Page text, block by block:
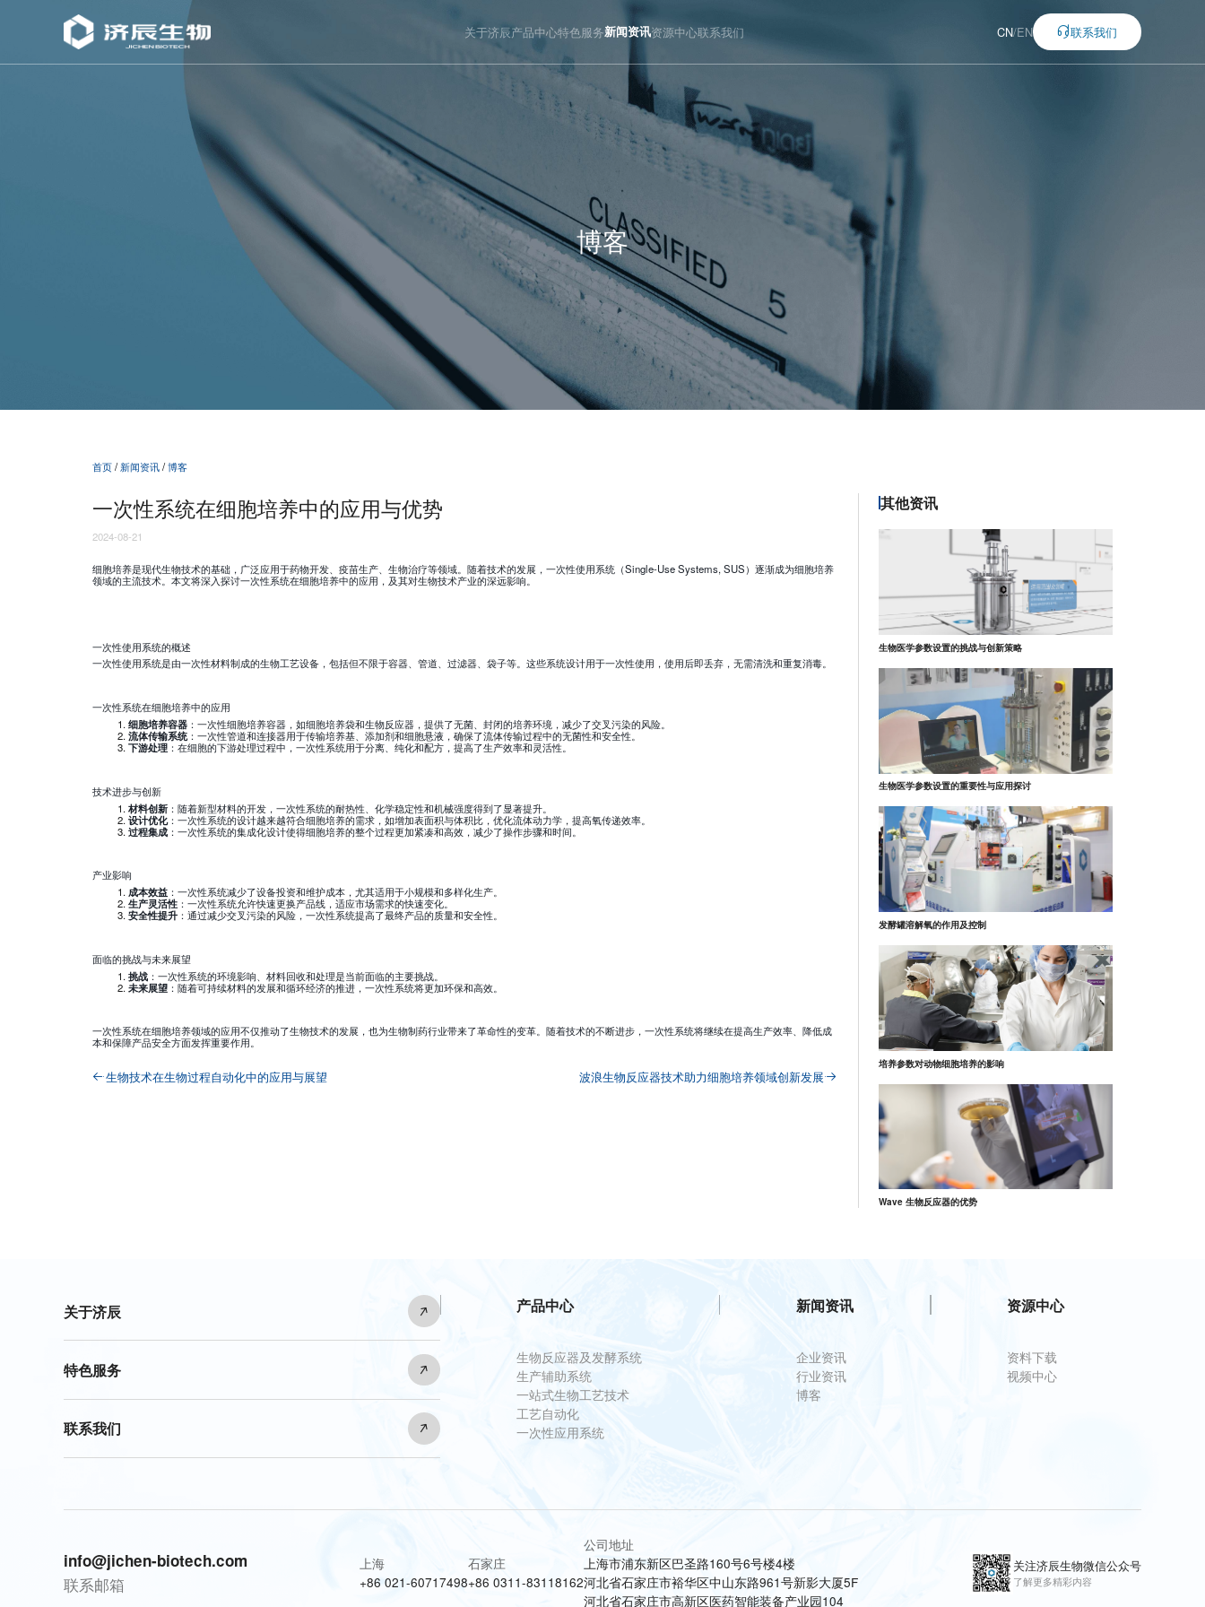
关于济辰产品中心特色服务新闻资讯资源中心联系我们 CN/EN 联系我们
博客
首页/ 新闻资讯/博客
一次性系统在细胞培养中的应用与优势
2024-08-21
细胞培养是现代生物技术的基础，广泛应用于药物开发、疫苗生产、生物治疗等领域。随着技术的发展，一次性使用系统（Single-Use Systems, SUS）逐渐成为细胞培养
领域的主流技术。本文将深入探讨一次性系统在细胞培养中的应用，及其对生物技术产业的深远影响。
一次性使用系统的概述
一次性使用系统是由一次性材料制成的生物工艺设备，包括但不限于容器、管道、过滤器、袋子等。这些系统设计用于一次性使用，使用后即丢弃，无需清洗和重复消毒。
一次性系统在细胞培养中的应用
细胞培养容器：一次性细胞培养容器，如细胞培养袋和生物反应器，提供了无菌、封闭的培养环境，减少了交叉污染的风险。
流体传输系统：一次性管道和连接器用于传输培养基、添加剂和细胞悬液，确保了流体传输过程中的无菌性和安全性。
下游处理：在细胞的下游处理过程中，一次性系统用于分离、纯化和配方，提高了生产效率和灵活性。
技术进步与创新
材料创新：随着新型材料的开发，一次性系统的耐热性、化学稳定性和机械强度得到了显著提升。
设计优化：一次性系统的设计越来越符合细胞培养的需求，如增加表面积与体积比，优化流体动力学，提高氧传递效率。
过程集成：一次性系统的集成化设计使得细胞培养的整个过程更加紧凑和高效，减少了操作步骤和时间。
产业影响
成本效益：一次性系统减少了设备投资和维护成本，尤其适用于小规模和多样化生产。
生产灵活性：一次性系统允许快速更换产品线，适应市场需求的快速变化。
安全性提升：通过减少交叉污染的风险，一次性系统提高了最终产品的质量和安全性。
面临的挑战与未来展望
挑战：一次性系统的环境影响、材料回收和处理是当前面临的主要挑战。
未来展望：随着可持续材料的发展和循环经济的推进，一次性系统将更加环保和高效。
一次性系统在细胞培养领域的应用不仅推动了生物技术的发展，也为生物制药行业带来了革命性的变革。随着技术的不断进步，一次性系统将继续在提高生产效率、降低成
本和保障产品安全方面发挥重要作用。
生物技术在生物过程自动化中的应用与展望 波浪生物反应器技术助力细胞培养领域创新发展
其他资讯
生物医学参数设置的挑战与创新策略
生物医学参数设置的重要性与应用探讨
发酵罐溶解氧的作用及控制
培养参数对动物细胞培养的影响
Wave 生物反应器的优势
关于济辰
特色服务
联系我们
产品中心
生物反应器及发酵系统
生产辅助系统
一站式生物工艺技术
工艺自动化
一次性应用系统
新闻资讯
企业资讯
行业资讯
博客
资源中心
资料下载
视频中心
info@jichen-biotech.com
联系邮箱
上海
+86 021-60717498
石家庄
+86 0311-83118162
公司地址
上海市浦东新区巴圣路160号6号楼4楼
河北省石家庄市裕华区中山东路961号新影大厦5F
河北省石家庄市高新区医药智能装备产业园104
关注济辰生物微信公众号
了解更多精彩内容